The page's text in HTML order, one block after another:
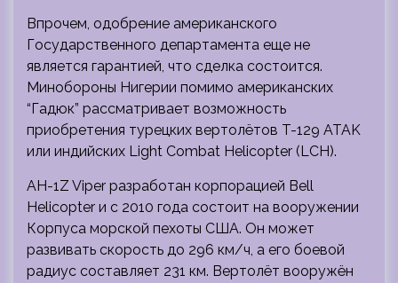
Впрочем, одобрение американского
Государственного департамента еще не
является гарантией, что сделка состоится.
Минобороны Нигерии помимо американских
“Гадюк” рассматривает возможность
приобретения турецких вертолётов T-129 ATAK
или индийских Light Combat Helicopter (LCH).
AH-1Z Viper разработан корпорацией Bell
Helicopter и с 2010 года состоит на вооружении
Корпуса морской пехоты США. Он может
развивать скорость до 296 км/ч, а его боевой
радиус составляет 231 км. Вертолёт вооружён